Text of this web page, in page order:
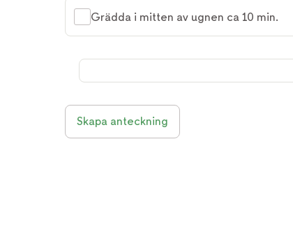
Grädda i mitten av ugnen ca 10 min.
Skapa anteckning